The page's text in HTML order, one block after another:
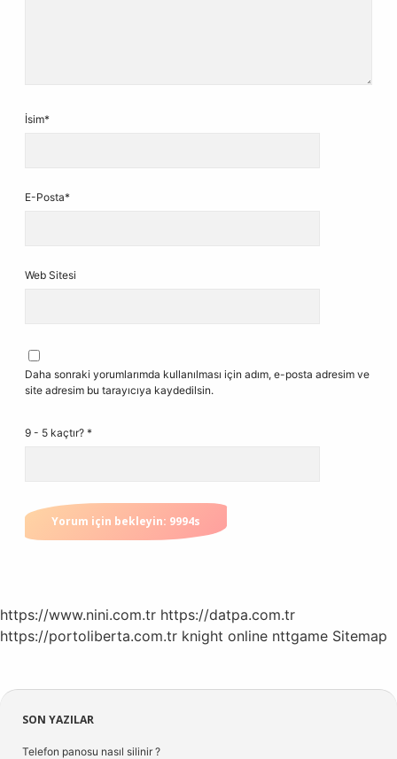
İsim*
E-Posta*
Web Sitesi
Daha sonraki yorumlarımda kullanılması için adım, e-posta adresim ve
site adresim bu tarayıcıya kaydedilsin.
9 - 5 kaçtır? *
https://www.nini.com.tr https://datpa.com.tr
https://portoliberta.com.tr knight online nttgame Sitemap
Sidebar
SON YAZILAR
Telefon panosu nasıl silinir ?